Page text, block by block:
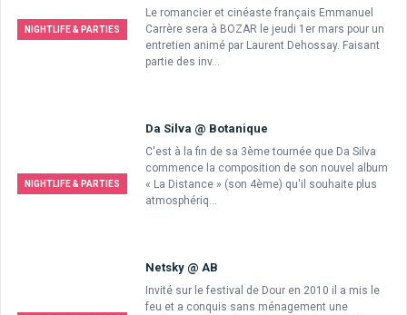
NIGHTLIFE & PARTIES
Le romancier et cinéaste français Emmanuel
Carrère sera à BOZAR le jeudi 1er mars pour un
entretien animé par Laurent Dehossay. Faisant
partie des inv...
NIGHTLIFE & PARTIES
Da Silva @ Botanique
C'est à la fin de sa 3ème tournée que Da Silva
commence la composition de son nouvel album
« La Distance » (son 4ème) qu'il souhaite plus
atmosphériq...
Netsky @ AB
Invité sur le festival de Dour en 2010 il a mis le
feu et a conquis sans ménagement une